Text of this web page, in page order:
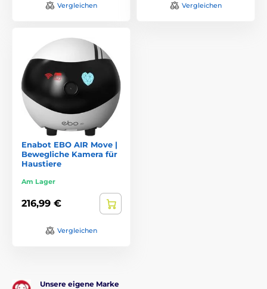
Vergleichen Vergleichen
Enabot EBO AIR Move |
Bewegliche Kamera für
Haustiere
Am Lager
216,99 €
Vergleichen
Unsere eigene Marke